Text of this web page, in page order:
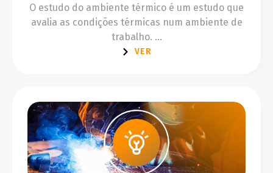
O estudo do ambiente térmico é um estudo que
avalia as condições térmicas num ambiente de
trabalho. ...
VER